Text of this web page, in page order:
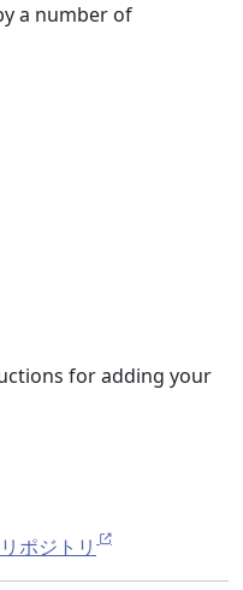
a number of
for adding your
ポジトリ